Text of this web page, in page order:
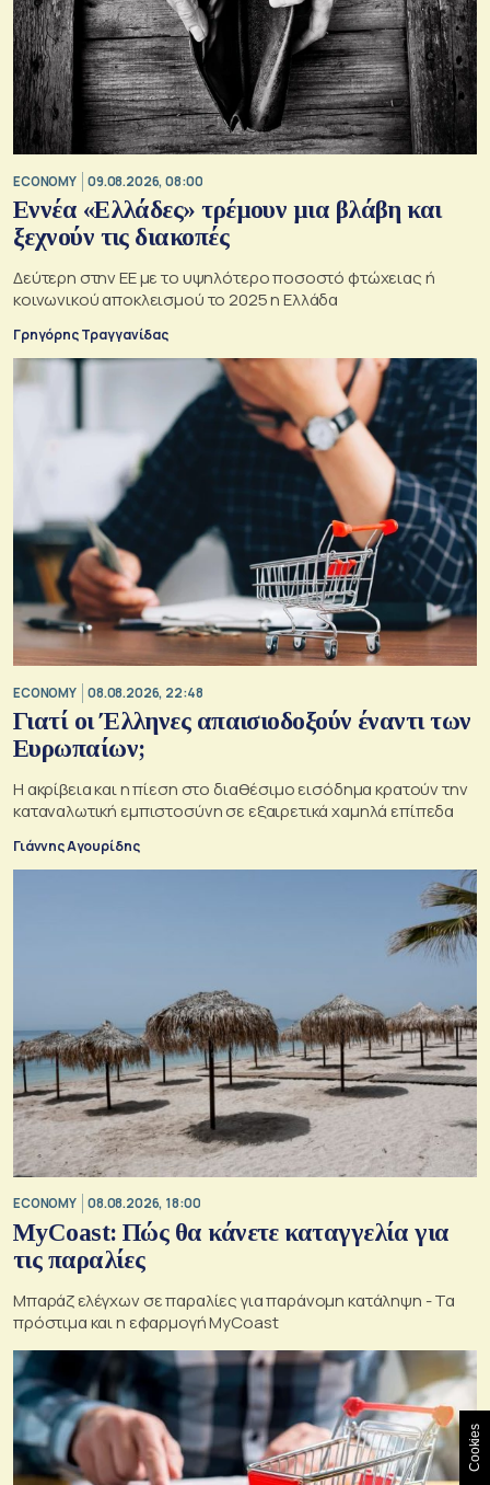
ECONOMY 09.08.2026, 08:00
Εννέα «Ελλάδες» τρέμουν μια βλάβη και
ξεχνούν τις διακοπές
Δεύτερη στην ΕΕ με το υψηλότερο ποσοστό φτώχειας ή
κοινωνικού αποκλεισμού το 2025 η Ελλάδα
Γρηγόρης Τραγγανίδας
ECONOMY 08.08.2026, 22:48
Γιατί οι Έλληνες απαισιοδοξούν έναντι των
Ευρωπαίων;
Η ακρίβεια και η πίεση στο διαθέσιμο εισόδημα κρατούν την
καταναλωτική εμπιστοσύνη σε εξαιρετικά χαμηλά επίπεδα
Γιάννης Αγουρίδης
ECONOMY 08.08.2026, 18:00
MyCoast: Πώς θα κάνετε καταγγελία για
τις παραλίες
Μπαράζ ελέγχων σε παραλίες για παράνομη κατάληψη - Τα
πρόστιμα και η εφαρμογή MyCoast
Cookies